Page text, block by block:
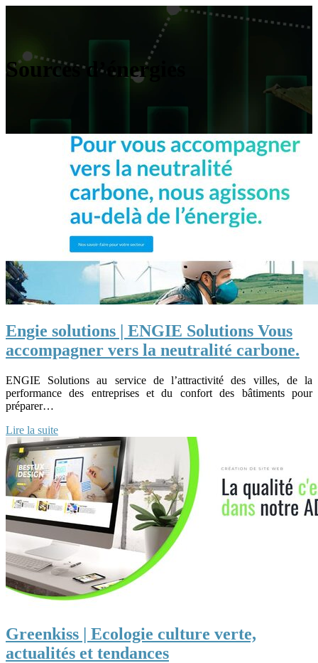
Sources d’énergies
Engie solutions | ENGIE Solutions Vous
accompagner vers la neutralité carbone.
ENGIE Solutions au service de l’attractivité des villes, de la
performance des entreprises et du confort des bâtiments pour
préparer…
Lire la suite
Greenkiss | Ecologie culture verte,
actualités et tendances